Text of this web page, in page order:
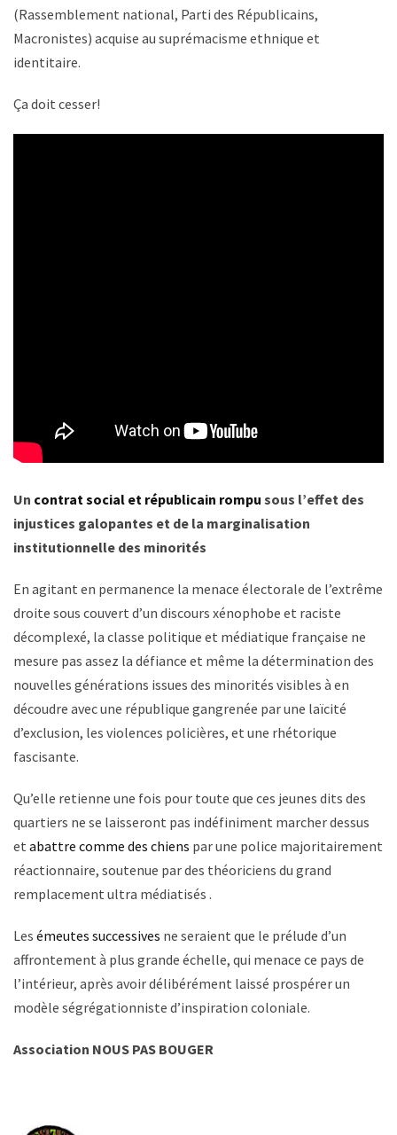
(Rassemblement national, Parti des Républicains,
Macronistes) acquise au suprémacisme ethnique et
identitaire.
Ça doit cesser!
Un contrat social et républicain rompu sous l’effet des
injustices galopantes et de la marginalisation
institutionnelle des minorités
En agitant en permanence la menace électorale de l’extrême
droite sous couvert d’un discours xénophobe et raciste
décomplexé, la classe politique et médiatique française ne
mesure pas assez la défiance et même la détermination des
nouvelles générations issues des minorités visibles à en
découdre avec une république gangrenée par une laïcité
d’exclusion, les violences policières, et une rhétorique
fascisante.
Qu’elle retienne une fois pour toute que ces jeunes dits des
quartiers ne se laisseront pas indéfiniment marcher dessus
et abattre comme des chiens par une police majoritairement
réactionnaire, soutenue par des théoriciens du grand
remplacement ultra médiatisés .
Les émeutes successives ne seraient que le prélude d’un
affrontement à plus grande échelle, qui menace ce pays de
l’intérieur, après avoir délibérément laissé prospérer un
modèle ségrégationniste d’inspiration coloniale.
Association NOUS PAS BOUGER